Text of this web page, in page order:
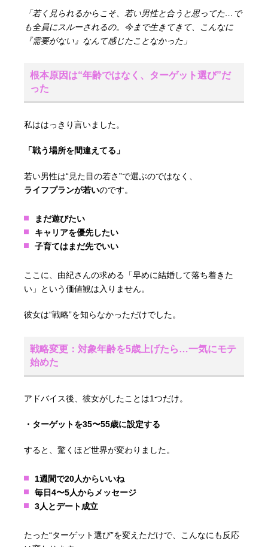
「若く見られるからこそ、若い男性と合うと思ってた…で
も全員にスルーされるの。今まで生きてきて、こんなに
『需要がない』なんて感じたことなかった」
根本原因は“年齢ではなく、ターゲット選び”だ
った
私ははっきり言いました。
「戦う場所を間違えてる」
若い男性は“見た目の若さ”で選ぶのではなく、
ライフプランが若いのです。
まだ遊びたい
キャリアを優先したい
子育てはまだ先でいい
ここに、由紀さんの求める「早めに結婚して落ち着きた
い」という価値観は入りません。
彼女は“戦略”を知らなかっただけでした。
戦略変更：対象年齢を5歳上げたら…一気にモテ
始めた
アドバイス後、彼女がしたことは1つだけ。
・ターゲットを35〜55歳に設定する
すると、驚くほど世界が変わりました。
1週間で20人からいいね
毎日4〜5人からメッセージ
3人とデート成立
たった“ターゲット選び”を変えただけで、こんなにも反応